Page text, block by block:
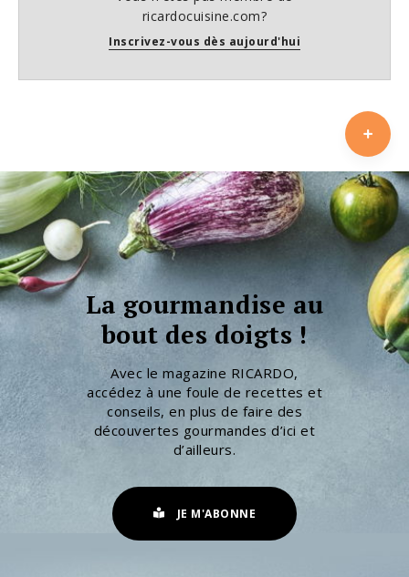
ricardocuisine.com?
Inscrivez-vous dès aujourd'hui
La gourmandise au
bout des doigts !
Avec le magazine RICARDO,
accédez à une foule de recettes et
conseils, en plus de faire des
découvertes gourmandes d’ici et
d’ailleurs.
JE M'ABONNE